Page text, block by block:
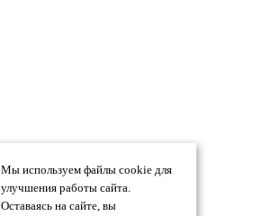
Мы используем файлы cookie для
улучшения работы сайта.
Оставаясь на сайте, вы